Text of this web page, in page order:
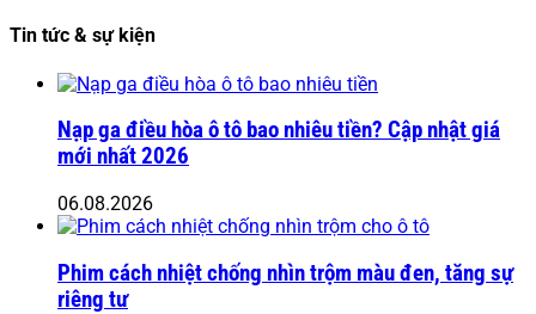
Tin tức & sự kiện
Nạp ga điều hòa ô tô bao nhiêu tiền? Cập nhật giá
mới nhất 2026
06.08.2026
Phim cách nhiệt chống nhìn trộm màu đen, tăng sự
riêng tư